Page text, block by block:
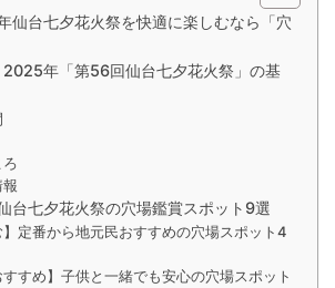
仙台七夕花火祭を快適に楽しむなら「穴
2025年「第56回仙台七夕花火祭」の基
台七夕花火祭の穴場鑑賞スポット9選
】定番から地元民おすすめの穴場スポット4
すすめ】子供と一緒でも安心の穴場スポット